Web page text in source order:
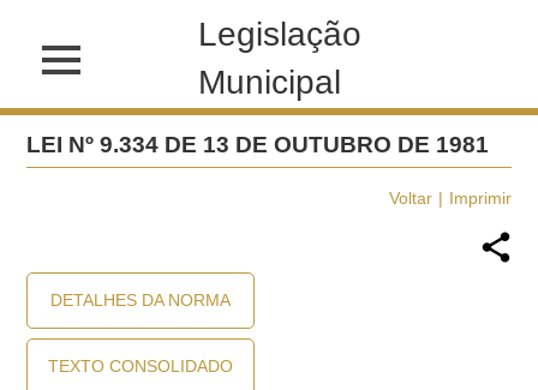
Legislação
Municipal
LEI Nº 9.334 DE 13 DE OUTUBRO DE 1981
Voltar Imprimir
DETALHES DA NORMA
TEXTO CONSOLIDADO